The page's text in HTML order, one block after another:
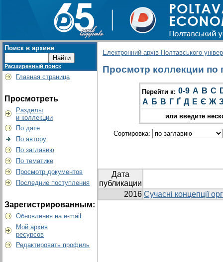
Поиск в архиве
Расширенный поиск
Главная страница
Просмотреть
Разделы
и коллекции
По дате
По автору
По заглавию
По тематике
Просмотр документов
Последние поступления
Зарегистрированным:
Обновления на e-mail
Мой архив
ресурсов
Редактировать профиль
Електронний архів Полтавського
Просмотр коллекции по
Перейти к: 0-9 A B C
А Б В Г Ґ Д Е Є Ж
или введите
Сортировка:
Дата
публикации
2016 Сучасні концепції